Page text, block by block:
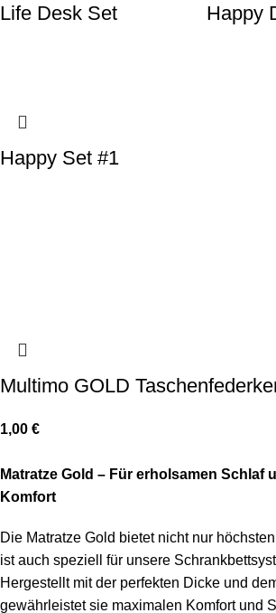
Life Desk Set Happy
Happy Set #1
Multimo GOLD
1,00 €
Matratze Gold – Für erholsamen Schlaf
Komfort
Die Matratze Gold bietet nicht nur
ist auch speziell für unsere
Hergestellt mit der perfekten Dicke und
gewährleistet sie maximalen Komfort und